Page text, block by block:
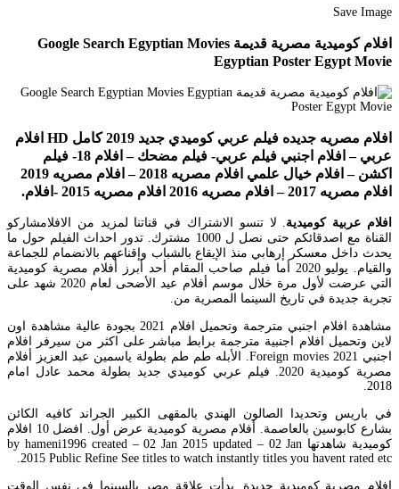
Save Image
افلام كوميدية مصرية قديمة Google Search Egyptian Movies
Egyptian Poster Egypt Movie
افلام مصريه جديده فيلم عربي كوميدي جديد 2019 كامل HD افلام
عربي – افلام اجنبي فيلم عربي- فيلم مضحك – افلام 18- فيلم
اكشن – افلام خيال علمي افلام مصريه 2018 – افلام مصريه 2019
افلام مصريه 2017 – افلام مصريه 2016 افلام مصريه 2015 -افلام.
افلام عربية كوميدية . لا تنسو الاشتراك في قناتنا لمزيد من الافلامشاركو
القناة مع اصدقائكم حتى نصل ل 1000 مشترك. تدور احداث الفيلم حول ما
يحدث داخل معسكر إرهابي منذ الإيقاع بالشباب وإقناعهم بالانضمام للجماعة
والقيام. يوليو 2020 أما فيلم صاحب المقام أحد أبرز أفلام مصرية كوميدية
التي عرضت لأول مرة خلال موسم أفلام عيد الأضحى لعام 2020 شهد على
تجربة جديدة في تاريخ السينما المصرية من.
مشاهدة افلام اجنبي مترجمة وتحميل افلام 2021 بجودة عالية مشاهدة اون
لاين وتحميل افلام اجنبية مترجمة برابط مباشر على اكثر من سيرفر افلام
اجنبي 2021 Foreign movies. الأبله طم طم بطولة ياسمين عبد العزيز أفلام
مصرية كوميدية 2020. فيلم عربي كوميدي جديد بطولة محمد عادل امام
2018.
في باريس وتحديدا الصالون الهندي بالمقهى الكبير الجراند كافيه الكائن
بشارع كابوسين بالعاصمة. أفلام مصرية كوميدية عرض أول. افضل 10 افلام
كوميدية شاهدتها by hameni1996 created – 02 Jan 2015 updated – 02 Jan
2015 Public Refine See titles to watch instantly titles you havent rated etc.
افلام مصرية كوميدية جديدة. بدأت علاقة مصر بالسينما في نفس الوقت